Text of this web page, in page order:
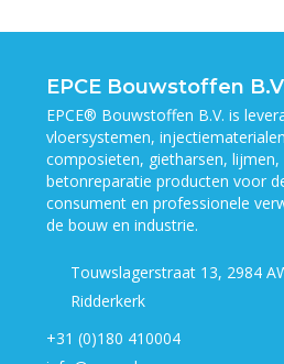
EPCE Bouwstoffen
EPCE® Bouwstoffen B.V. is
vloersystemen,
composieten, gietharsen, lijmen,
betonreparatie producten voor
consument en professionele
de bouw en industrie.
Touwslagerstraat 13, 2984
Ridderkerk
+31 (0)180 410004